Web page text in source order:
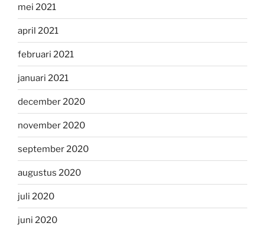
mei 2021
april 2021
februari 2021
januari 2021
december 2020
november 2020
september 2020
augustus 2020
juli 2020
juni 2020